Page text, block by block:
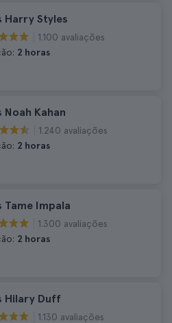
Harry Styles
1.100 avaliações
2 horas
Noah Kahan
1.240 avaliações
2 horas
Tame Impala
1.300 avaliações
2 horas
Hilary Duff
1.130 avaliações